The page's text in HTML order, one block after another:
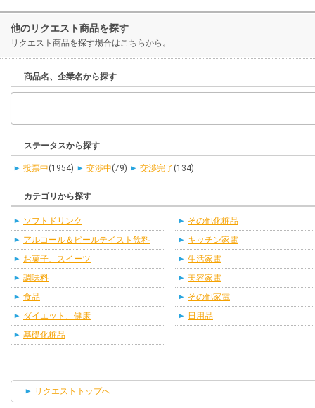
他のリクエスト商品を探す
リクエスト商品を探す場合はこちらから。
商品名、企業名から探す
ステータスから探す
投票中(1954) 交渉中(79) 交渉完了 (134)
カテゴリから探す
ソフトドリンク
アルコール＆ビールテイスト飲料
お菓子、スイーツ
調味料
食品
ダイエット、健康
基礎化粧品
その他化粧品
キッチン家電
生活家電
美容家電
その他家電
日用品
リクエストトップへ